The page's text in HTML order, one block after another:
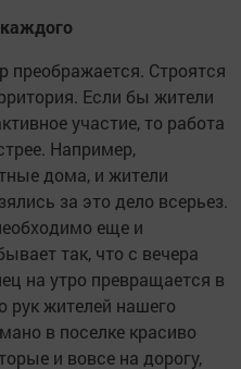
преображается. Строятся
Если бы жители
участие, то работа
Например,
дома, и жители
за это дело всерьез.
еще и
так, что с вечера
на утро превращается в
рук жителей нашего
в поселке красиво
и вовсе на дорогу,